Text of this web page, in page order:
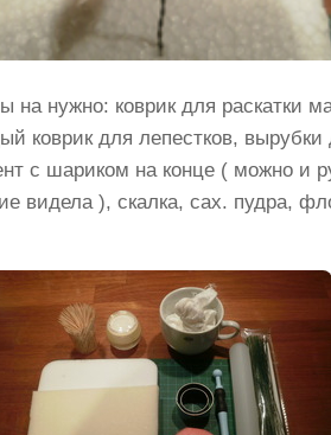
на нужно: коврик для раскатки
коврик для лепестков, вырубки
с шариком на конце ( можно и
видела ), скалка, сах. пудра,